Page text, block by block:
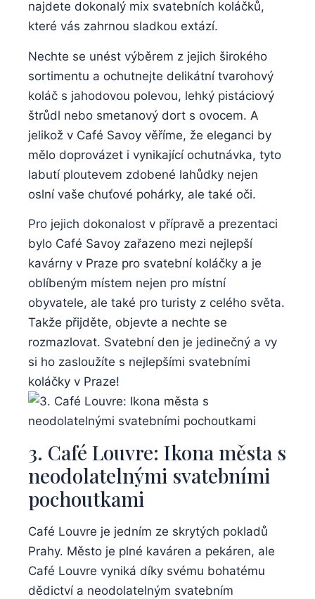
najdete dokonalý mix svatebních koláčků,
které vás zahrnou sladkou extází.
Nechte se unést výběrem z jejich širokého
sortimentu a ochutnejte delikátní tvarohový
koláč s jahodovou polevou, lehký pistáciový
štrůdl nebo smetanový dort s ovocem. A
jelikož v Café Savoy věříme, že eleganci by
mělo doprovázet i vynikající ochutnávka, tyto
labutí ploutevem zdobené lahůdky nejen
oslní vaše chuťové pohárky, ale také oči.
Pro jejich dokonalost v přípravě a prezentaci
bylo Café Savoy zařazeno mezi nejlepší
kavárny v Praze pro svatební koláčky a je
oblíbeným místem nejen pro místní
obyvatele, ale také pro turisty z celého světa.
Takže přijděte, objevte a nechte se
rozmazlovat. Svatební den je jedinečný a vy
si ho zasloužíte s nejlepšími svatebními
koláčky v Praze!
3. Café Louvre: Ikona města s
neodolatelnými svatebními
pochoutkami
Café Louvre je jedním ze skrytých pokladů
Prahy. Město je plné kaváren a pekáren, ale
Café Louvre vyniká díky svému bohatému
dědictví a neodolatelným svatebním